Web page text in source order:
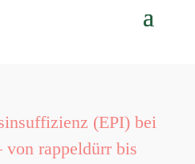
(EPI) bei
rappeldürr bis